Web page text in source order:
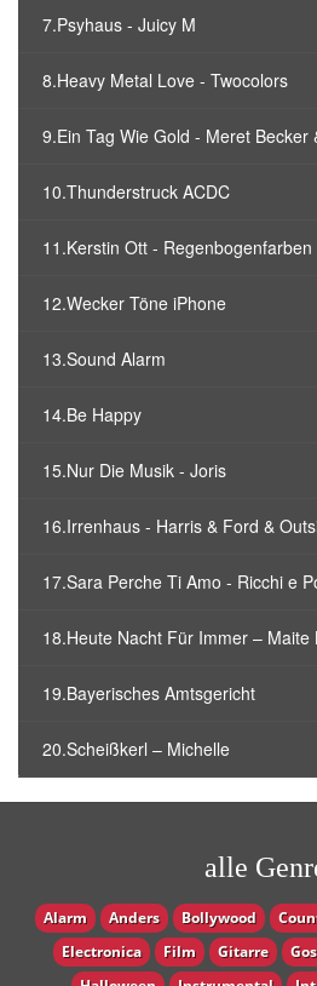
7.Psyhaus - Juicy M
8.Heavy Metal Love - Twocolors
9.Ein Tag Wie Gold - Meret Becker
10.Thunderstruck ACDC
11.Kerstin Ott - Regenbogenfarben
12.Wecker Töne iPhone
13.Sound Alarm
14.Be Happy
15.Nur Die Musik - Joris
16.Irrenhaus - Harris & Ford &
17.Sara Perche Ti Amo - Ricchi e
18.Heute Nacht Für Immer – Maite
19.Bayerisches Amtsgericht
20.Scheißkerl – Michelle
alle
Alarm Anders Bollywood
Electronica
Film Gitarre